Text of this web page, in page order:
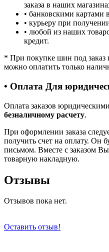
заказа в наших
• банковскими картами
• курьеру при
• любой из наших
кредит.
* При покупке шин под заказ
можно оплатить только
• Оплата Для
Оплата заказов
безналичному расчету.
При оформлении заказа
получить счет на оплату. Он
письмом. Вместе с заказом
товарную накладную.
Отзывы
Отзывов пока нет.
Оставить отзыв!